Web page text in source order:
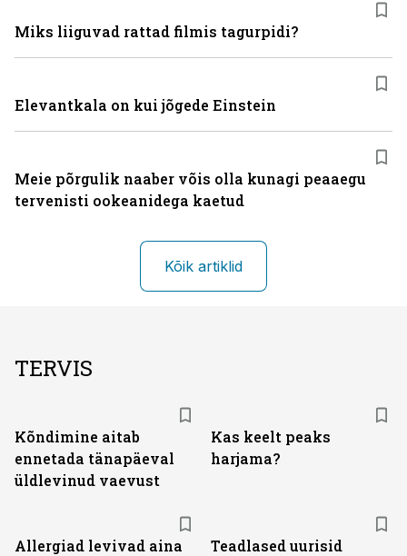
Miks liiguvad rattad filmis tagurpidi?
Elevantkala on kui jõgede Einstein
Meie põrgulik naaber võis olla kunagi peaaegu
tervenisti ookeanidega kaetud
Kõik artiklid
TERVIS
Kõndimine aitab
ennetada tänapäeval
üldlevinud vaevust
Kas keelt peaks
harjama?
Allergiad levivad aina
Teadlased uurisid